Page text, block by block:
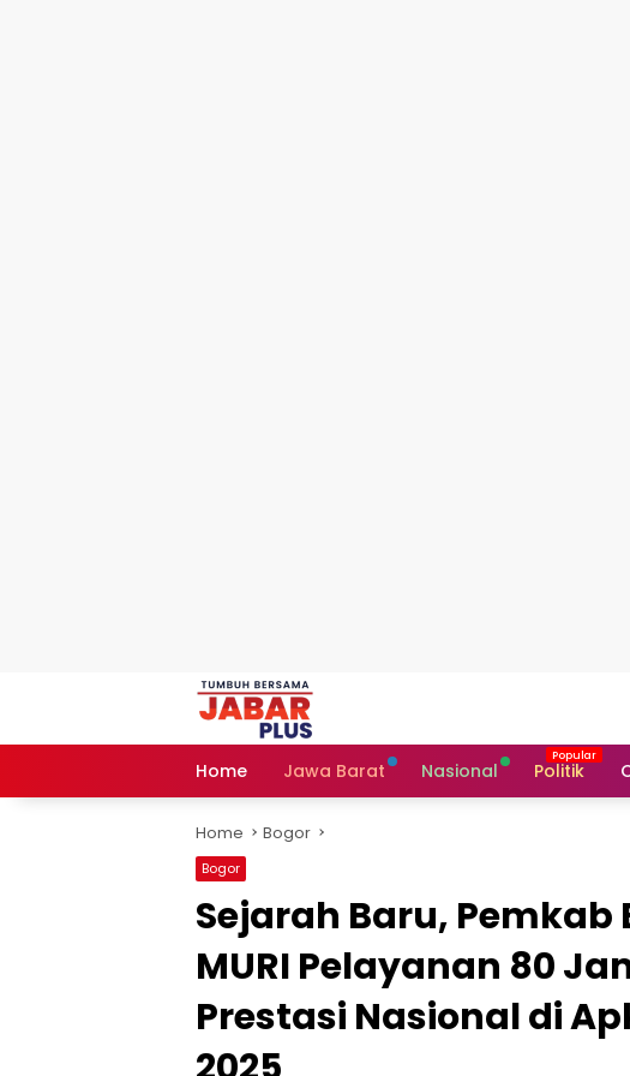
Home Jawa Barat Nasional Politik
Home Bogor
Bogor
Sejarah Baru, Pemkab
MURI Pelayanan 80
Prestasi Nasional di